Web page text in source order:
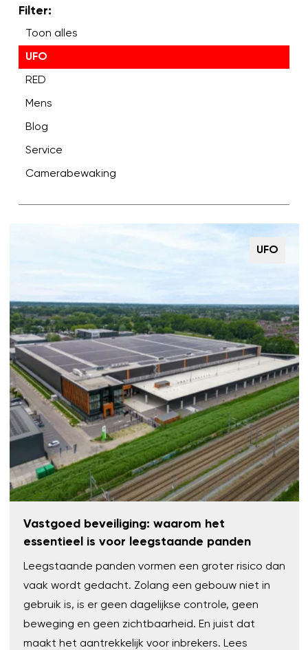
Filter:
Toon alles
UFO
RED
Mens
Blog
Service
Camerabewaking
UFO
Vastgoed beveiliging: waarom het
essentieel is voor leegstaande panden
Leegstaande panden vormen een groter risico dan
vaak wordt gedacht. Zolang een gebouw niet in
gebruik is, is er geen dagelijkse controle, geen
beweging en geen zichtbaarheid. En juist dat
maakt het aantrekkelijk voor inbrekers. Lees